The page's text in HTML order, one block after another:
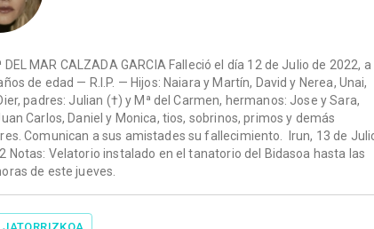
DEL MAR CALZADA GARCIA Falleció el día 12 de Julio de 2022, a
de edad — R.I.P. — Hijos: Naiara y Martín, David y Nerea, Unai,
padres: Julian (†) y Mª del Carmen, hermanos: Jose y Sara,
Carlos, Daniel y Monica, tios, sobrinos, primos y demás
Comunican a sus amistades su fallecimiento. Irun, 13 de
Notas: Velatorio instalado en el tanatorio del Bidasoa hasta las
de este jueves.